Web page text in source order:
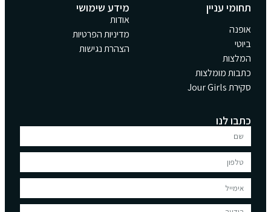
תחומי עניין
אופנה
ביוטי
המלצות
כתבות מומלצות
סקירת Jour Girls
מידע שימושי
אודות
מדיניות הפרטיות
הצהרת נגישות
כתבו לנו